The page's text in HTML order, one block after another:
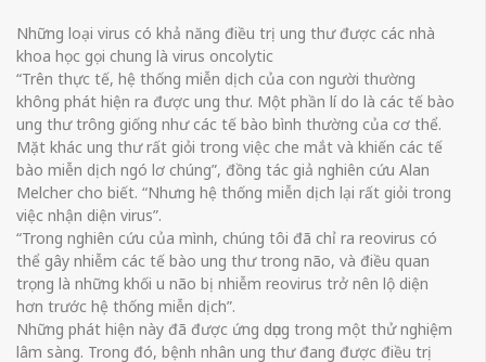
Những loại virus có khả năng điều trị ung thư được các nhà
khoa học gọi chung là virus oncolytic
“Trên thực tế, hệ thống miễn dịch của con người thường
không phát hiện ra được ung thư. Một phần lí do là các tế bào
ung thư trông giống như các tế bào bình thường của cơ thể.
Mặt khác ung thư rất giỏi trong việc che mắt và khiến các tế
bào miễn dịch ngó lơ chúng”, đồng tác giả nghiên cứu Alan
Melcher cho biết. “Nhưng hệ thống miễn dịch lại rất giỏi trong
việc nhận diện virus”.
“Trong nghiên cứu của mình, chúng tôi đã chỉ ra reovirus có
thể gây nhiễm các tế bào ung thư trong não, và điều quan
trọng là những khối u não bị nhiễm reovirus trở nên lộ diện
hơn trước hệ thống miễn dịch”.
Những phát hiện này đã được ứng dụng trong một thử nghiệm
lâm sàng. Trong đó, bệnh nhân ung thư đang được điều trị